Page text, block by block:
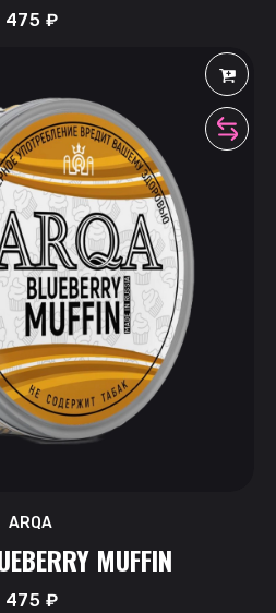
475 ₽
ARQA
MUFFIN
475 ₽